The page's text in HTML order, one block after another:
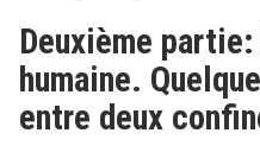
Deuxième
humaine.
entre deux